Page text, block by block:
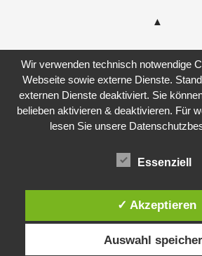
Wir verwenden technisch notwendige
Webseite sowie externe Dienste.
externen Dienste deaktiviert. Sie
belieben aktivieren & deaktivieren. Für
lesen Sie unsere
Essenziell
✓ Akzeptieren
Auswahl